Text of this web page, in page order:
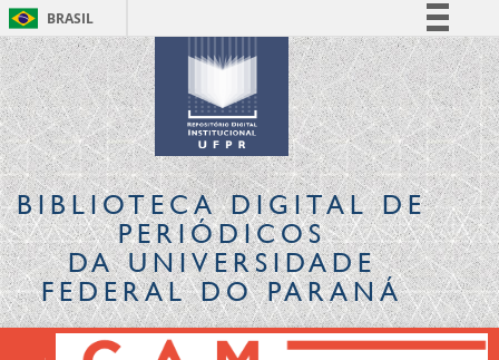
BRASIL
Simplifique!
Comunica BR
Participe
Acesso à informação
Legislação
Canais
BIBLIOTECA DIGITALDE
PERIÓDICOS
DA UNIVERSIDADE
FEDERAL DO PARANÁ